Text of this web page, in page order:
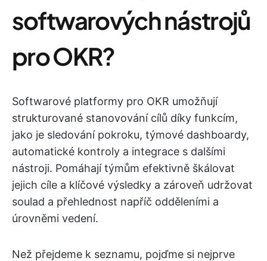
softwarových nástrojů
pro OKR?
Softwarové platformy pro OKR umožňují
strukturované stanovování cílů díky funkcím,
jako je sledování pokroku, týmové dashboardy,
automatické kontroly a integrace s dalšími
nástroji. Pomáhají týmům efektivně škálovat
jejich cíle a klíčové výsledky a zároveň udržovat
soulad a přehlednost napříč odděleními a
úrovněmi vedení.
Než přejdeme k seznamu, pojďme si nejprve